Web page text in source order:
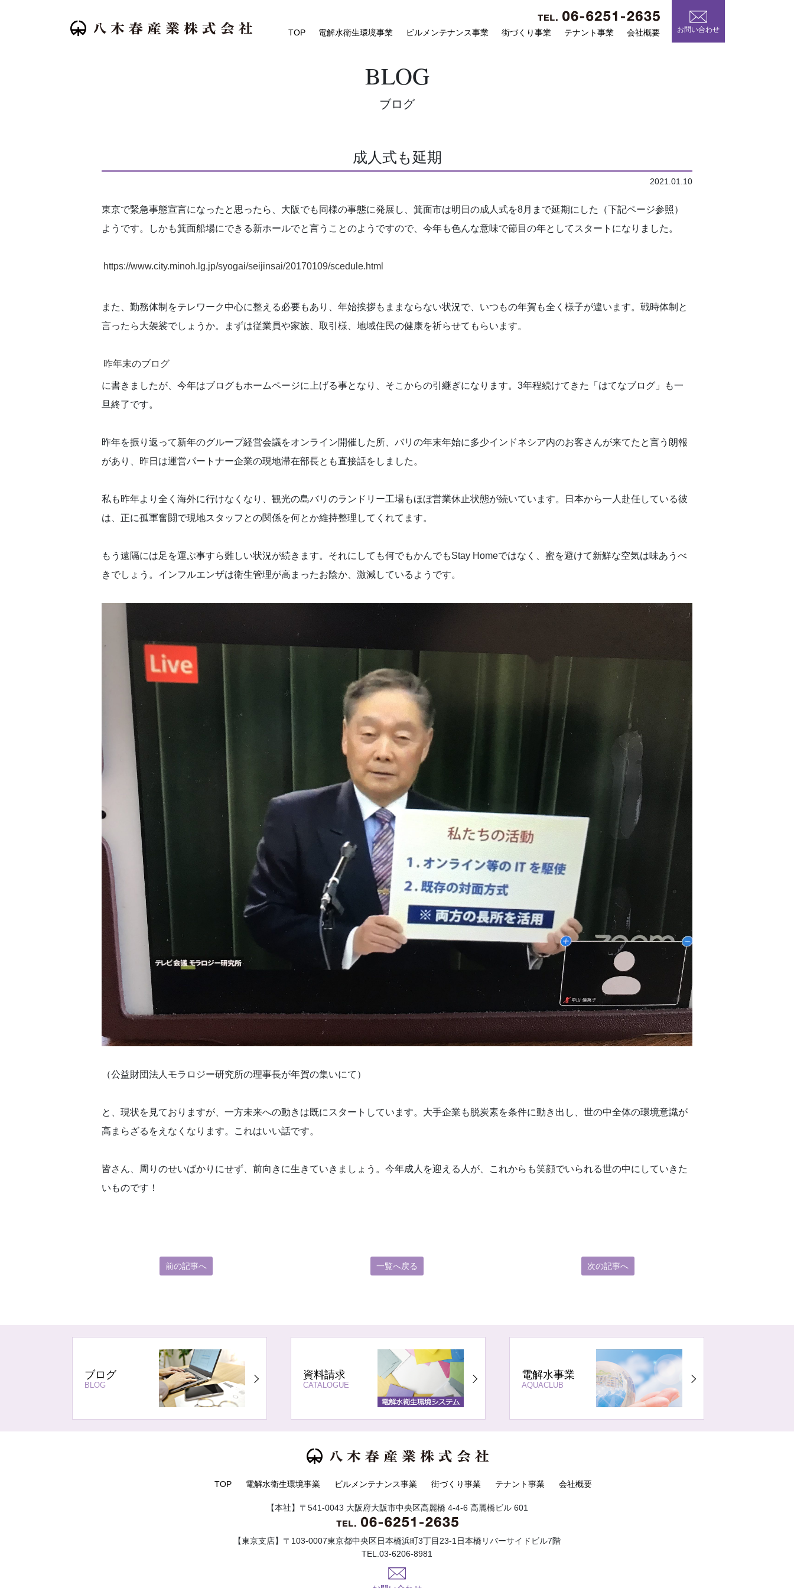
TOP 電解水衛生環境事業 ビルメンテナンス事業 街づくり事業 テナント事業 会社概要 お問い合わせ
BLOG
ブログ
成人式も延期
2021.01.10
東京で緊急事態宣言になったと思ったら、大阪でも同様の事態に発展し、箕面市は明日の成人式を8月まで延期にした（下記ページ参照）
ようです。しかも箕面船場にできる新ホールでと言うことのようですので、今年も色んな意味で節目の年としてスタートになりました。
https://www.city.minoh.lg.jp/syogai/seijinsai/20170109/scedule.html
また、勤務体制をテレワーク中心に整える必要もあり、年始挨拶もままならない状況で、いつもの年賀も全く様子が違います。戦時体制と
言ったら大袈裟でしょうか。まずは従業員や家族、取引様、地域住民の健康を祈らせてもらいます。
昨年末のブログ
に書きましたが、今年はブログもホームページに上げる事となり、そこからの引継ぎになります。3年程続けてきた「はてなブログ」も一
旦終了です。
昨年を振り返って新年のグループ経営会議をオンライン開催した所、バリの年末年始に多少インドネシア内のお客さんが来てたと言う朗報
があり、昨日は運営パートナー企業の現地滞在部長とも直接話をしました。
私も昨年より全く海外に行けなくなり、観光の島バリのランドリー工場もほぼ営業休止状態が続いています。日本から一人赴任している彼
は、正に孤軍奮闘で現地スタッフとの関係を何とか維持整理してくれてます。
もう遠隔には足を運ぶ事すら難しい状況が続きます。それにしても何でもかんでもStay Homeではなく、蜜を避けて新鮮な空気は味あうべ
きでしょう。インフルエンザは衛生管理が高まったお陰か、激減しているようです。
（公益財団法人モラロジー研究所の理事長が年賀の集いにて）
と、現状を見ておりますが、一方未来への動きは既にスタートしています。大手企業も脱炭素を条件に動き出し、世の中全体の環境意識が
高まらざるをえなくなります。これはいい話です。
皆さん、周りのせいばかりにせず、前向きに生きていきましょう。今年成人を迎える人が、これからも笑顔でいられる世の中にしていきた
いものです！
前の記事へ 一覧へ戻る 次の記事へ
ブログ
BLOG
資料請求
CATALOGUE
電解水事業
AQUACLUB
TOP 電解水衛生環境事業 ビルメンテナンス事業 街づくり事業 テナント事業 会社概要
【本社】〒541-0043 大阪府大阪市中央区高麗橋 4-4-6 高麗橋ビル 601
【東京支店】〒103-0007東京都中央区日本橋浜町3丁目23-1日本橋リバーサイドビル7階
TEL.03-6206-8981